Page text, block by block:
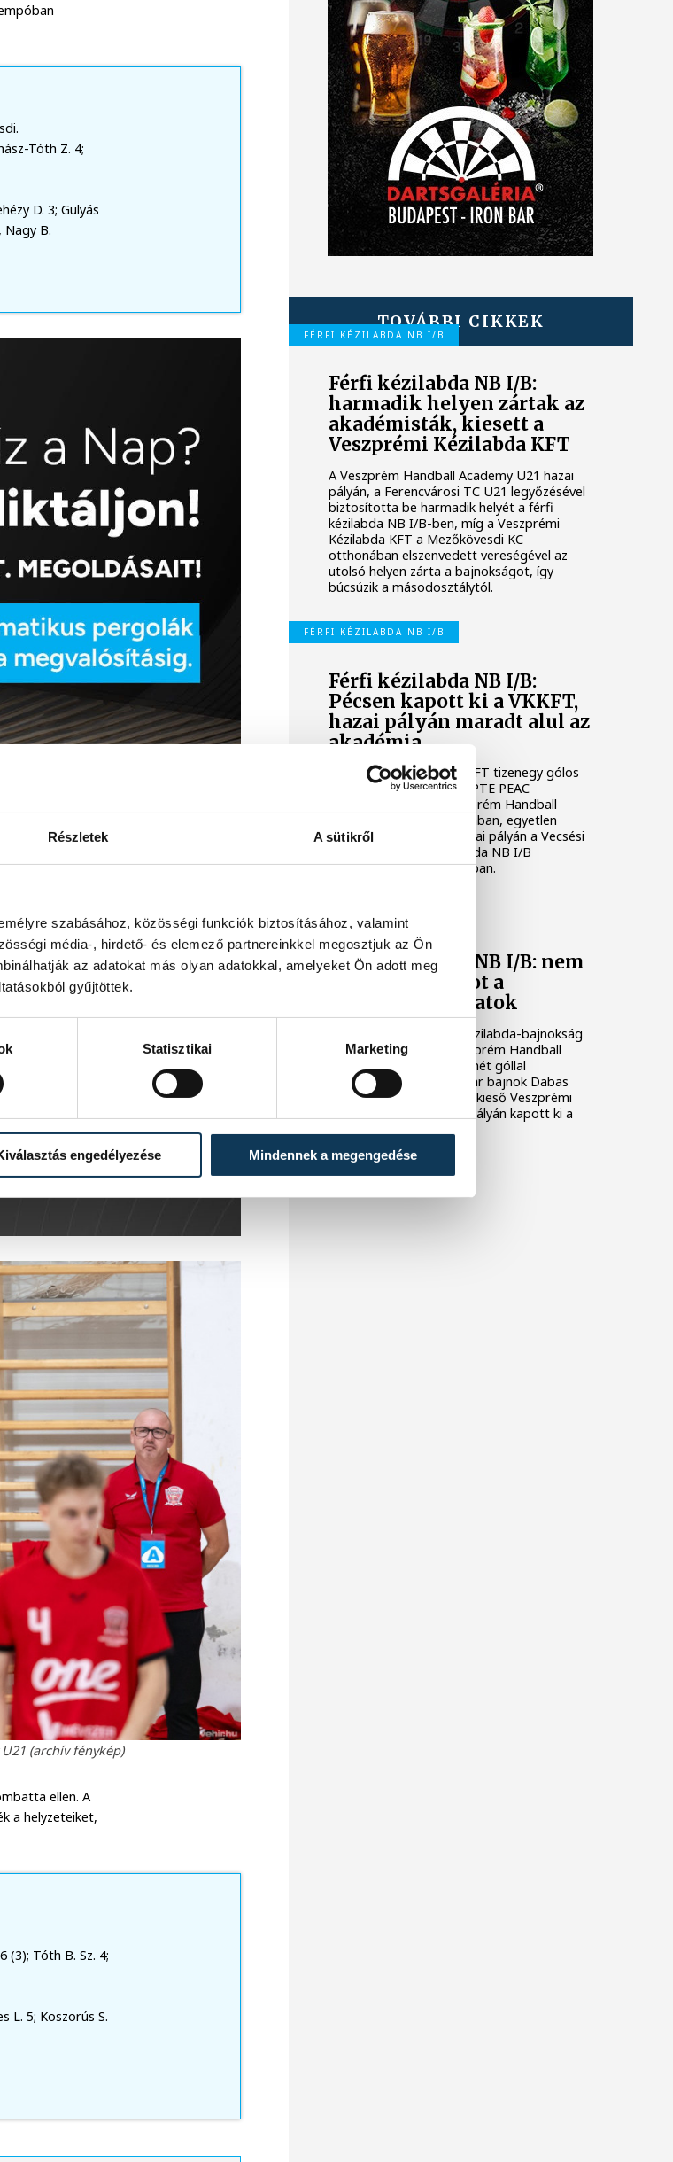
Részletek A sütikről
szabásához, közösségi funkciók biztosításához, valamint
média-, hirdető- és elemező partnereinkkel megosztjuk az Ön
az adatokat más olyan adatokkal, amelyeket Ön adott meg
gyűjtöttek.
Statisztikai Marketing
engedélyezése Mindennek a megengedése
Tóth Z. 4;
D. 3; Gulyás
Nagy B.
(archív fénykép)
ellen. A
a helyzeteiket,
(3); Tóth B. Sz. 4;
L. 5; Koszorús S.
TOVÁBBI CIKKEK
FÉRFI KÉZILABDA NB I/B
Férfi kézilabda NB I/B:
harmadik helyen zártak az
akadémisták, kiesett a
Veszprémi Kézilabda KFT
A Veszprém Handball Academy U21 hazai
pályán, a Ferencvárosi TC U21 legyőzésével
biztosította be harmadik helyét a férfi
kézilabda NB I/B-ben, míg a Veszprémi
Kézilabda KFT a Mezőkövesdi KC
otthonában elszenvedett vereségével az
utolsó helyen zárta a bajnokságot, így
búcsúzik a másodosztálytól.
FÉRFI KÉZILABDA NB I/B
Férfi kézilabda NB I/B:
Pécsen kapott ki a VKKFT,
hazai pályán maradt alul az
akadémia
A Veszprémi Kézilabda KFT tizenegy gólos
vereséget szenvedett a PTE PEAC
otthonában, míg a Veszprém Handball
Academy U21 nagy csatában, egyetlen
találattal maradt alul hazai pályán a Vecsési
KKFT ellen a férfi kézilabda NB I/B
huszonhetedik fordulójában.
Férfi kézilabda NB I/B: nem
szereztek pontot a
veszprémi csapatok
A másodosztályú férfi kézilabda-bajnokság
második helyén álló Veszprém Handball
Academy U21 pénteken hét góllal
alulmaradt az éllovas, már bajnok Dabas
vendégeként. A biztosan kieső Veszprémi
KKFT szombaton hazai pályán kapott ki a